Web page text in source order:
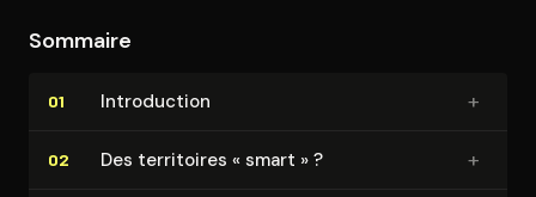
Sommaire
01 In­tro­duc­tion +
02 Des territoires « smart » ? +